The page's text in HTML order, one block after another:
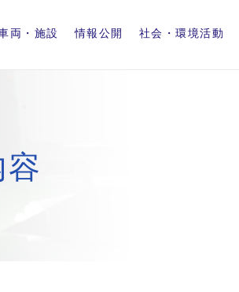
両・施設 情報公開 社会・環境活動
容